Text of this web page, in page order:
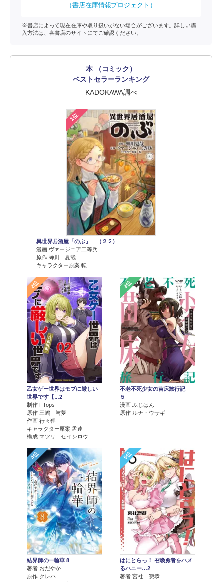
（書店在庫情報プロジェクト）
※書店によって現在在庫や取り扱いがない場合がございます。詳しい購
入方法は、各書店のサイトにてご確認ください。
本 （コミック）
ベストセラーランキング
KADOKAWA調べ
1位
異世界居酒屋「のぶ」 （２２）
漫画 ヴァージニア二等兵
原作 蝉川 夏哉
キャラクター原案 転
2位
乙女ゲー世界はモブに厳しい
世界です【…2
制作 FTops
原作 三嶋 与夢
作画 行々狸
キャラクター原案 孟達
構成 マツリ セイシロウ
3位
不老不死少女の苗床旅行記
５
漫画 ふじはん
原作 ルナ・ウサギ
4位
結界師の一輪華 8
著者 おだやか
原作 クレハ
5位
はにとらっ！ 召喚勇者をハメ
るハニー…2
著者 宮社 惣恭